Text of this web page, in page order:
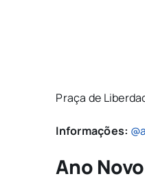
Praça de
Informações:
Ano